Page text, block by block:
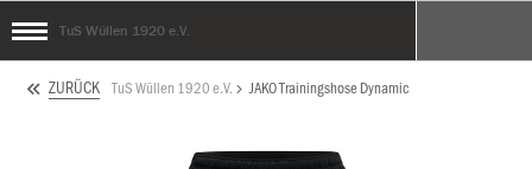
TuS Wüllen 1920 e.V.
ZURÜCK TuS Wüllen 1920 e.V. JAKO Trainingshose Dynamic